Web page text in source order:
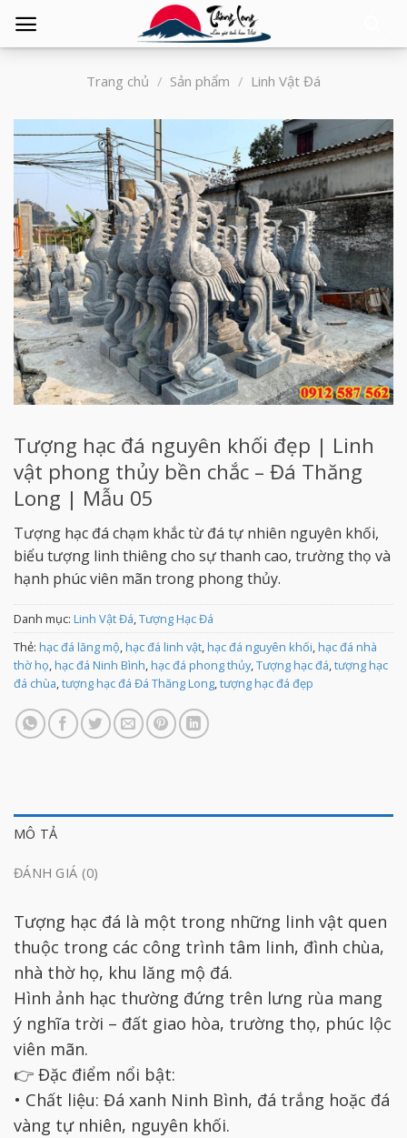
Trang chủ / Sản phẩm / Linh Vật Đá
Tượng hạc đá nguyên khối đẹp | Linh
vật phong thủy bền chắc – Đá Thăng
Long | Mẫu 05
Tượng hạc đá chạm khắc từ đá tự nhiên nguyên khối,
biểu tượng linh thiêng cho sự thanh cao, trường thọ và
hạnh phúc viên mãn trong phong thủy.
Danh mục: Linh Vật Đá,Tượng Hạc Đá
Thẻ: hạc đá lăng mộ,hạc đá linh vật,hạc đá nguyên khối,hạc đá nhà
thờ họ,hạc đá Ninh Bình,hạc đá phong thủy,Tượng hạc đá,tượng hạc
đá chùa,tượng hạc đá Đá Thăng Long,tượng hạc đá đẹp
MÔ TẢ
ĐÁNH GIÁ (0)
Tượng hạc đá là một trong những linh vật quen
thuộc trong các công trình tâm linh, đình chùa,
nhà thờ họ, khu lăng mộ đá.
Hình ảnh hạc thường đứng trên lưng rùa mang
ý nghĩa trời – đất giao hòa, trường thọ, phúc lộc
viên mãn.
👉 Đặc điểm nổi bật:
• Chất liệu: Đá xanh Ninh Bình, đá trắng hoặc đá
vàng tự nhiên, nguyên khối.